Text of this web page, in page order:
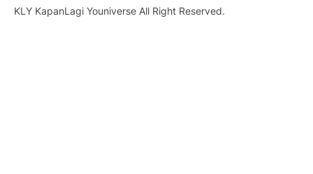
KLY KapanLagi Youniverse All Right Reserved.